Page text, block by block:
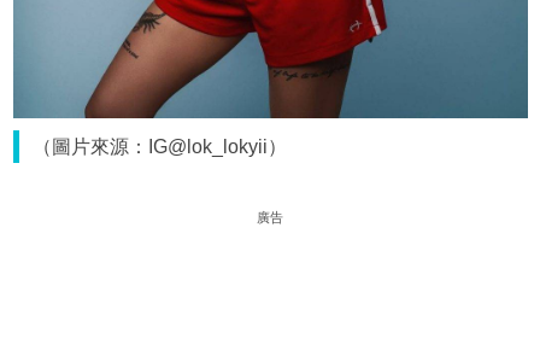
（圖片來源：IG@lok_lokyii）
廣告